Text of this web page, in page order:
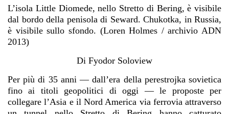
L’isola Little Diomede, nello Stretto di Bering, è visibile
dal bordo della penisola di Seward. Chukotka, in Russia,
è visibile sullo sfondo. (Loren Holmes / archivio ADN
2013)
Di Fyodor Soloview
Per più di 35 anni — dall’era della perestrojka sovietica
fino ai titoli geopolitici di oggi — le proposte per
collegare l’Asia e il Nord America via ferrovia attraverso